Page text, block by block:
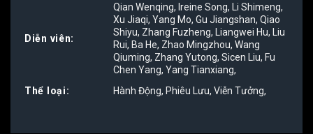
Diễn viên:
Qian Wenqing, Ireine Song, Li Shimeng,
Xu Jiaqi, Yang Mo, Gu Jiangshan, Qiao
Shiyu, Zhang Fuzheng, Liangwei Hu,
Liu
Rui, Ba He, Zhao Mingzhou, Wang
Qiuming, Zhang Yutong, Sicen Liu, Fu
Chen Yang, Yang Tianxiang,
Thể loại:
Hành Động, Phiêu Lưu, Viễn Tưởng,